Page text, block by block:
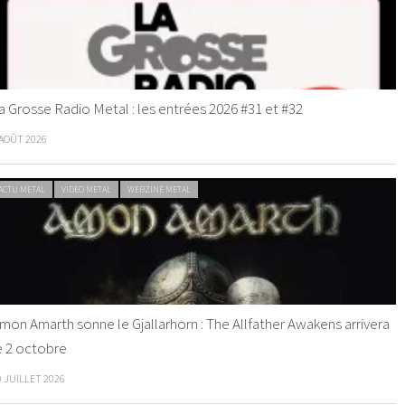
Grosse Radio Metal : les entrées 2026 #31 et #32
2026
METAL VIDEO METAL WEBZINE METAL
Amarth sonne le Gjallarhorn : The Allfather Awakens arrivera
2 octobre
JUILLET 2026